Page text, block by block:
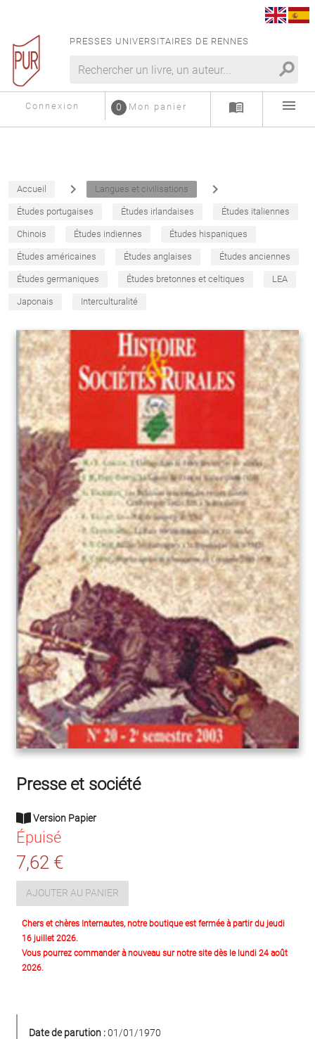
PRESSES UNIVERSITAIRES DE RENNES
search
Connexion Mon panier
0 menu_book menu
Accueil navigate_next Langues et civilisations navigate_next
Études portugaises Études irlandaises Études italiennes
Chinois Études indiennes Études hispaniques
Études américaines Études anglaises Études anciennes
Études germaniques Études bretonnes et celtiques LEA
Japonais Interculturalité
Presse et société
Version Papier
Épuisé
7,62 €
AJOUTER AU PANIER
Chers et chères Internautes, notre boutique est fermée à partir du jeudi
16 juillet 2026.
Vous pourrez commander à nouveau sur notre site dès le lundi 24 août
2026.
Date de parution :01/01/1970